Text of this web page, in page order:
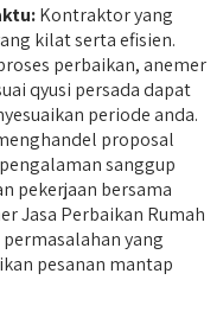
Kontraktor yang
kilat serta efisien.
perbaikan, anemer
qyusi persada dapat
periode anda.
proposal
sanggup
pekerjaan bersama
Jasa Perbaikan Rumah
yang
pesanan mantap